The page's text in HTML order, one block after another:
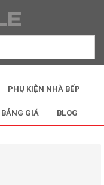
PHỤ KIỆN NHÀ BẾP
BẢNG GIÁ BLOG